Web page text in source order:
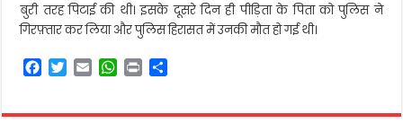
बुरी तरह पिटाई की थी। इसके दूसरे दिन ही पीड़िता के पिता को पुलिस ने
गिरफ़्तार कर लिया और पुलिस हिरासत में उनकी मौत हो गई थी।
F
e
T
t
E
i
W
t
P
n
r